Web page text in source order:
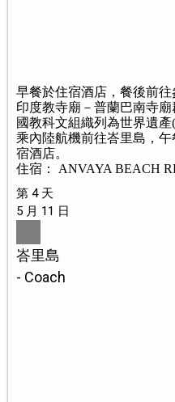
早餐於住宿酒店，餐後前
印度教寺廟－普蘭巴南寺
國教科文組織列為世界遺
乘內陸航機前往峇里島，
宿酒店。
住宿： ANVAYA BEACH
第 4 天
5 月 11 日
峇里島
- Coach